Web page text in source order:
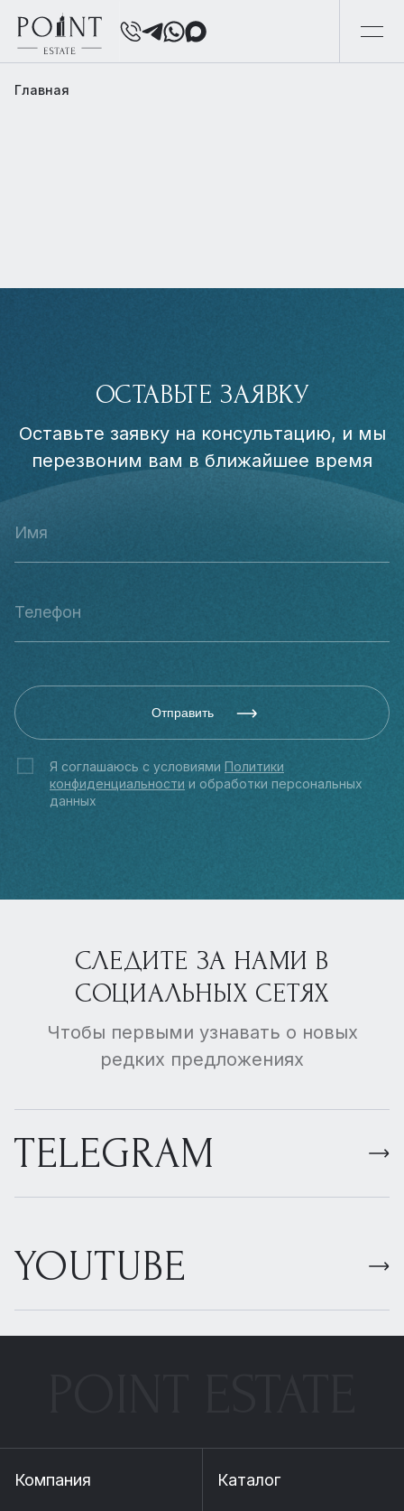
Главная
ОСТАВЬТЕ ЗАЯВКУ
Оставьте заявку на консультацию, и мы
перезвоним вам в ближайшее время
Отправить
Я соглашаюсь с условиями Политики
конфиденциальности и обработки персональных
данных
СЛЕДИТЕ ЗА НАМИ В
СОЦИАЛЬНЫХ СЕТЯХ
Чтобы первыми узнавать о новых
редких предложениях
TELEGRAM
YOUTUBE
Компания Каталог